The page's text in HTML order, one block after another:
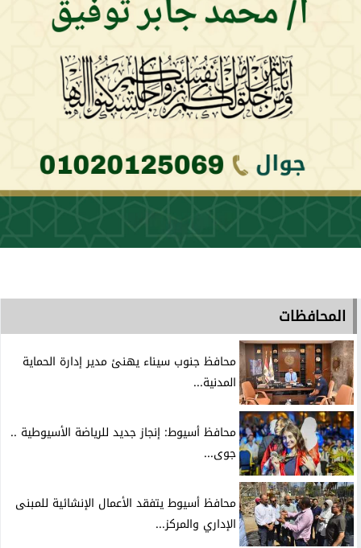
المحافظات
محافظ جنوب سيناء يهنئ مدير إدارة الحماية
المدنية...
محافظ أسيوط: إنجاز جديد للرياضة الأسيوطية ..
جوى...
محافظ أسيوط يتفقد الأعمال الإنشائية للمبنى
الإداري والمركز...